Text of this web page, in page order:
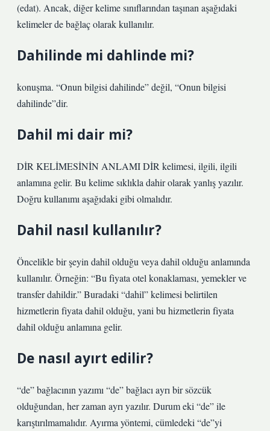
(edat). Ancak, diğer kelime sınıflarından taşınan aşağıdaki
kelimeler de bağlaç olarak kullanılır.
Dahilinde mi dahlinde mi?
konuşma. “Onun bilgisi dahilinde” değil, “Onun bilgisi
dahilinde”dir.
Dahil mi dair mi?
DİR KELİMESİNİN ANLAMI DİR kelimesi, ilgili, ilgili
anlamına gelir. Bu kelime sıklıkla dahir olarak yanlış yazılır.
Doğru kullanımı aşağıdaki gibi olmalıdır.
Dahil nasıl kullanılır?
Öncelikle bir şeyin dahil olduğu veya dahil olduğu anlamında
kullanılır. Örneğin: “Bu fiyata otel konaklaması, yemekler ve
transfer dahildir.” Buradaki “dahil” kelimesi belirtilen
hizmetlerin fiyata dahil olduğu, yani bu hizmetlerin fiyata
dahil olduğu anlamına gelir.
De nasıl ayırt edilir?
“de” bağlacının yazımı “de” bağlacı ayrı bir sözcük
olduğundan, her zaman ayrı yazılır. Durum eki “de” ile
karıştırılmamalıdır. Ayırma yöntemi, cümledeki “de”yi